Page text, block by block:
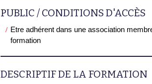
PUBLIC / CONDITIONS D'ACCÈS
Etre adhérent dans une association
formation
DESCRIPTIF DE LA FORMATION